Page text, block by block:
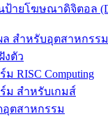
ป้ายโฆษณาดิจิตอล
ล สำหรับอุตสาหกรรม
งตัว
RISC Computing
ม สำหรับเกมส์
อุตสาหกรรม